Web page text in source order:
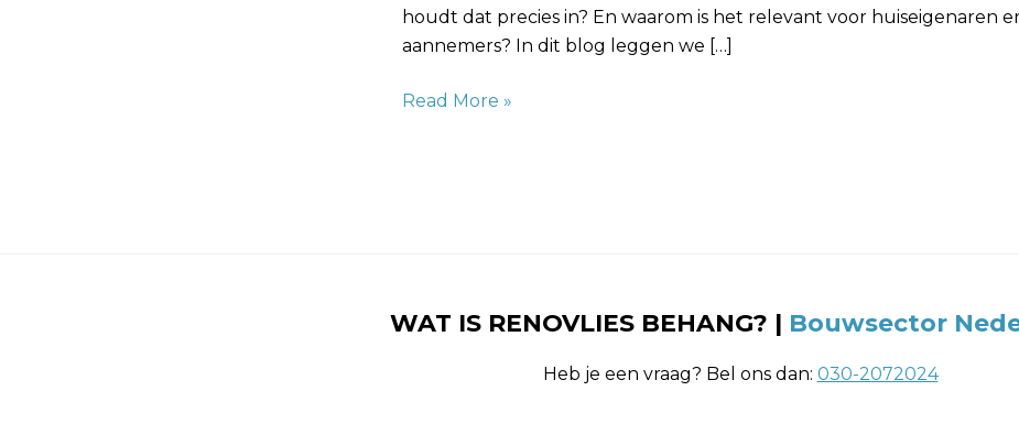
houdt dat precies in? En waarom is het relevant voor huiseigenaren
aannemers? In dit blog leggen we […]
Read More »
WAT IS RENOVLIES BEHANG? | Bouwsector
Heb je een vraag? Bel ons dan: 030-2072024